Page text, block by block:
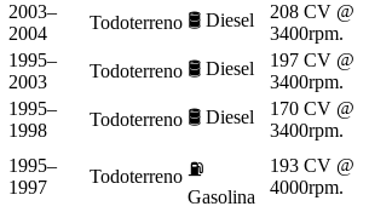
2003–
2004
Todoterreno 🛢️ Diesel
208 CV @
3400rpm.
1995–
2003
Todoterreno 🛢️ Diesel
197 CV @
3400rpm.
1995–
1998
Todoterreno 🛢️ Diesel
170 CV @
3400rpm.
1995–
1997
Todoterreno ⛽
Gasolina
193 CV @
4000rpm.